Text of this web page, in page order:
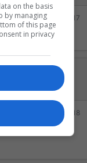
#17
#18
importa a
on the basis
by managing
of this page
in privacy